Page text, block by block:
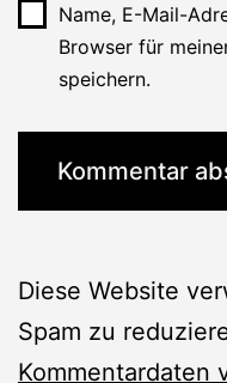
Name, E-Mail-
Browser für
speichern.
Diese Website
Spam zu
Kommentardaten